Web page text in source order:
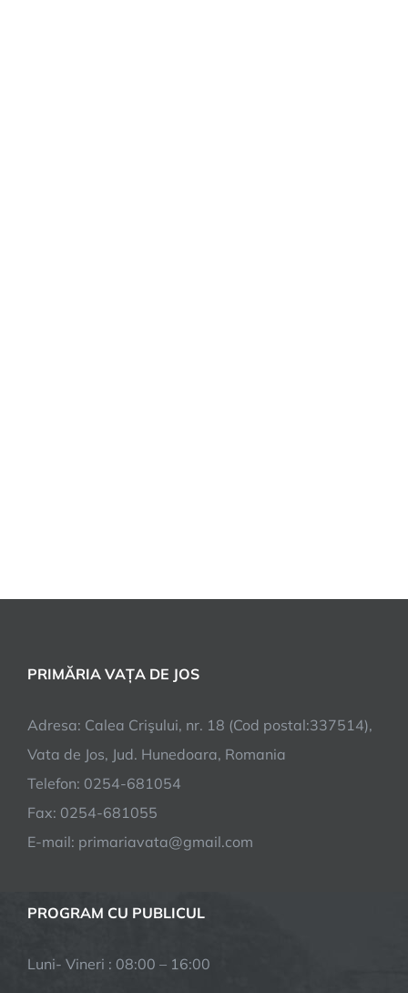
PRIMĂRIA VAȚA DE JOS
Adresa: Calea Crişului, nr. 18 (Cod postal:337514),
Vata de Jos, Jud. Hunedoara, Romania
Telefon: 0254-681054
Fax: 0254-681055
E-mail: primariavata@gmail.com
PROGRAM CU PUBLICUL
Luni- Vineri : 08:00 – 16:00